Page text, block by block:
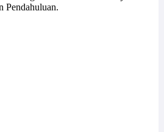
Pendahuluan.